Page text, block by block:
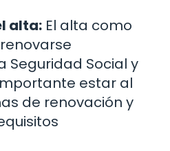
alta: El alta como
Seguridad Social y
estar al
de renovación y